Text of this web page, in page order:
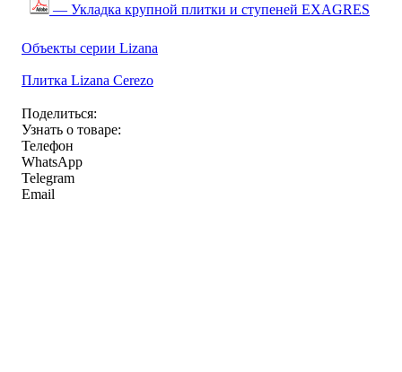
— Укладка крупной плитки и ступеней EXAGRES
Объекты серии Lizana
Плитка Lizana Cerezo
Поделиться:
Узнать о товаре:
Телефон
WhatsApp
Telegram
Email